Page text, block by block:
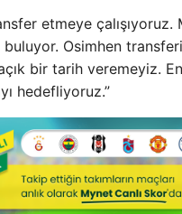
etmeye çalışıyoruz.
Osimhen
bir tarih veremeyiz.
hedefliyoruz.”